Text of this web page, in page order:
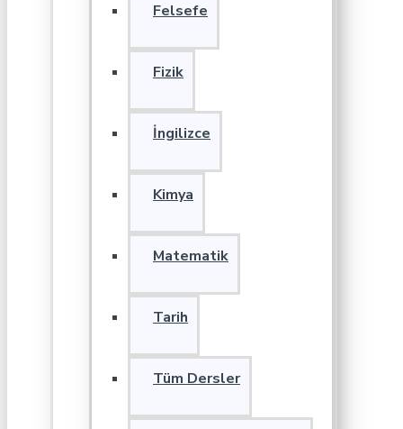
Felsefe
Fizik
İngilizce
Kimya
Matematik
Tarih
Tüm Dersler